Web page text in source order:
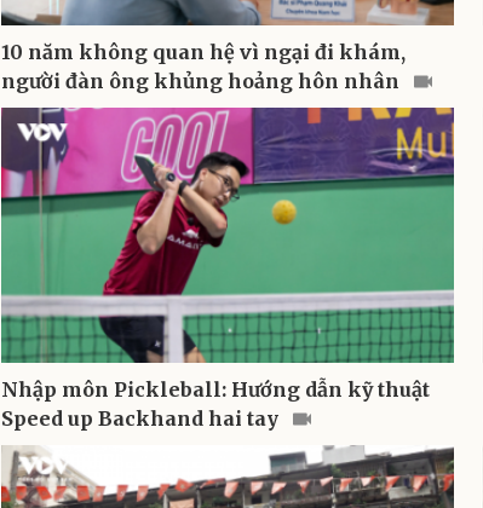
10 năm không quan hệ vì ngại đi khám,
người đàn ông khủng hoảng hôn nhân
Nhập môn Pickleball: Hướng dẫn kỹ thuật
Speed up Backhand hai tay